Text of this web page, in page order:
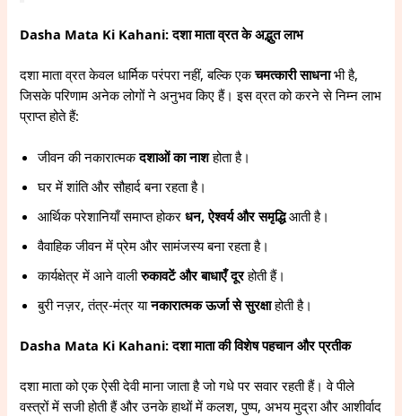
Dasha Mata Ki Kahani: दशा माता व्रत के अद्भुत लाभ
दशा माता व्रत केवल धार्मिक परंपरा नहीं, बल्कि एकचमत्कारी साधनाभी है,
जिसके परिणाम अनेक लोगों ने अनुभव किए हैं। इस व्रत को करने से निम्न लाभ
प्राप्त होते हैं:
जीवन की नकारात्मकदशाओं का नाशहोता है।
घर में शांति और सौहार्द बना रहता है।
आर्थिक परेशानियाँ समाप्त होकरधन, ऐश्वर्य और समृद्धिआती है।
वैवाहिक जीवन में प्रेम और सामंजस्य बना रहता है।
कार्यक्षेत्र में आने वालीरुकावटें और बाधाएँ दूरहोती हैं।
बुरी नज़र, तंत्र-मंत्र यानकारात्मक ऊर्जा से सुरक्षाहोती है।
Dasha Mata Ki Kahani: दशा माता की विशेष पहचान और प्रतीक
दशा माता को एक ऐसी देवी माना जाता है जो गधे पर सवार रहती हैं। वे पीले
वस्त्रों में सजी होती हैं और उनके हाथों में कलश, पुष्प, अभय मुद्रा और आशीर्वाद